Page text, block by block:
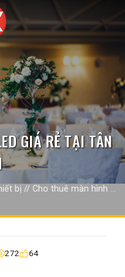
GIÁ RẺ TẠI TÂN
bị // Cho thuê màn hình LED
272 64